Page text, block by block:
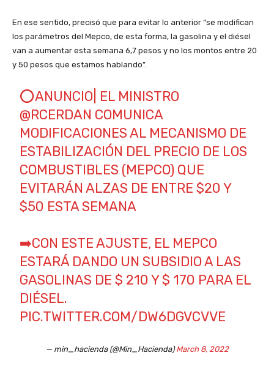
En ese sentido, precisó que para evitar lo anterior “se modifican
los parámetros del Mepco, de esta forma, la gasolina y el diésel
van a aumentar esta semana 6,7 pesos y no los montos entre 20
y 50 pesos que estamos hablando”.
⭕️ANUNCIO| EL MINISTRO
@RCERDAN COMUNICA
MODIFICACIONES AL MECANISMO DE
ESTABILIZACIÓN DEL PRECIO DE LOS
COMBUSTIBLES (MEPCO) QUE
EVITARÁN ALZAS DE ENTRE $20 Y
$50 ESTA SEMANA
➡️CON ESTE AJUSTE, EL MEPCO
ESTARÁ DANDO UN SUBSIDIO A LAS
GASOLINAS DE $ 210 Y $ 170 PARA EL
DIÉSEL.
PIC.TWITTER.COM/DW6DGVCVVE
— min_hacienda (@Min_Hacienda)March 8, 2022